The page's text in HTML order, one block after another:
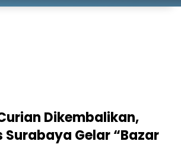
Dikembalikan,
Surabaya Gelar “Bazar